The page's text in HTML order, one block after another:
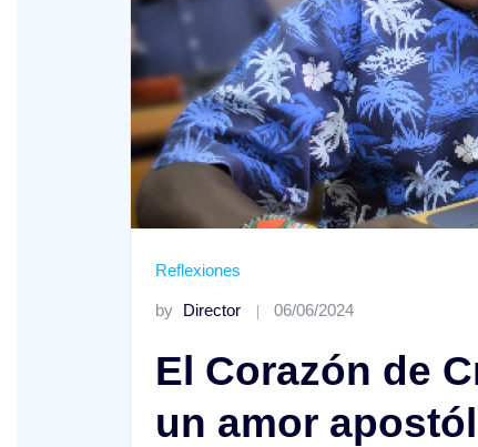
Reflexiones
by Director 06/06/2024
El Corazón de
un amor
XIV Domingo ordinario. Año A